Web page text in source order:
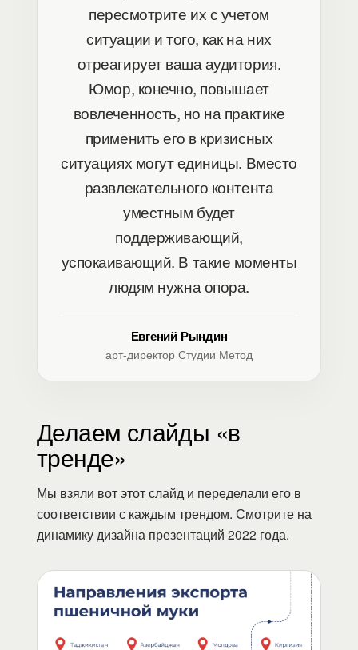
пересмотрите их с учетом
ситуации и того, как на них
отреагирует ваша аудитория.
Юмор, конечно, повышает
вовлеченность, но на практике
применить его в кризисных
ситуациях могут единицы. Вместо
развлекательного контента
уместным будет
поддерживающий,
успокаивающий. В такие моменты
людям нужна опора.
Евгений Рындин
арт-директор Студии Метод
Делаем слайды «в
тренде»
Мы взяли вот этот слайд и переделали его в
соответствии с каждым трендом. Смотрите на
динамику дизайна презентаций 2022 года.